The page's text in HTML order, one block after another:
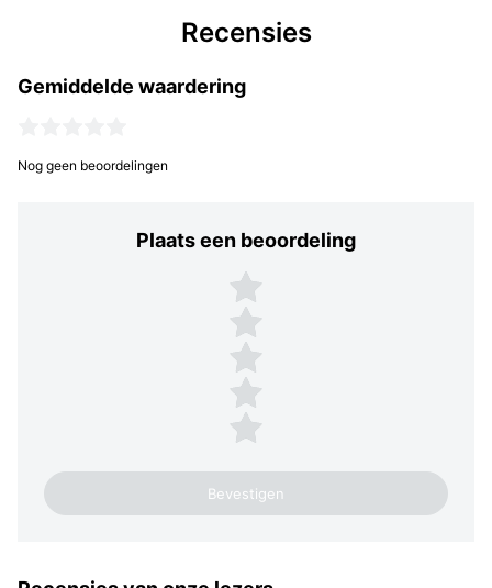
Recensies
Gemiddelde waardering
Nog geen beoordelingen
Plaats een beoordeling
Plaats een beoordeling
5 sterren
4 sterren
3 sterren
2 sterren
1 ster